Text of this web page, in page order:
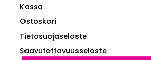
Kassa
Ostoskori
Tietosuojaseloste
Saavutettavuusseloste